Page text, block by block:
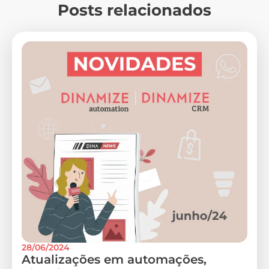
Posts relacionados
28/06/2024
Atualizações em automações,